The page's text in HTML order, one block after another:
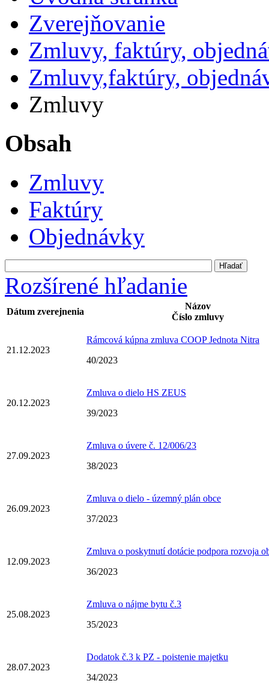
Zverejňovanie
Zmluvy, faktúry,
Zmluvy,faktúry,
Zmluvy
Obsah
Zmluvy
Faktúry
Objednávky
Rozšírené hľadanie
Dátum zverejnenia
Názov
Číslo zmluvy
21.12.2023
Rámcová kúpna zmluva COOP Jednota Nitra
40/2023
20.12.2023
Zmluva o dielo HS ZEUS
39/2023
27.09.2023
Zmluva o úvere č. 12/006/23
38/2023
26.09.2023
Zmluva o dielo - územný plán obce
37/2023
12.09.2023
Zmluva o poskytnutí dotácie podpora rozvoja
36/2023
25.08.2023
Zmluva o nájme bytu č.3
35/2023
28.07.2023
Dodatok č.3 k PZ - poistenie majetku
34/2023